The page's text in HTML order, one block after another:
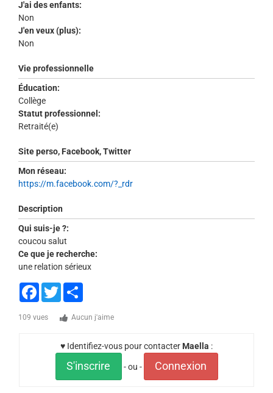
J'ai des enfants:
Non
J'en veux (plus):
Non
Vie professionnelle
Éducation:
Collège
Statut professionnel:
Retraité(e)
Site perso, Facebook, Twitter
Mon réseau:
https://m.facebook.com/?_rdr
Description
Qui suis-je ?:
coucou salut
Ce que je recherche:
une relation sérieux
Facebook
Twitter
109 vues Aucun j'aime
♥ Identifiez-vous pour contacter Maella :
S'inscrire - ou - Connexion